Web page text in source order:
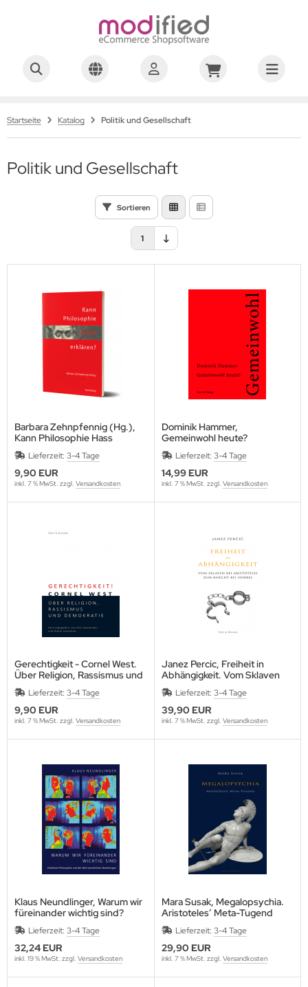
Startseite Katalog Politik und Gesellschaft
Politik und Gesellschaft
Sortieren
1
Barbara Zehnpfennig (Hg.),
Kann Philosophie Hass
erklären?
Lieferzeit: 3-4 Tage
9,90 EUR
inkl. 7 % MwSt. zzgl. Versandkosten
Dominik Hammer,
Gemeinwohl heute?
Lieferzeit: 3-4 Tage
14,99 EUR
inkl. 7 % MwSt. zzgl. Versandkosten
Gerechtigkeit - Cornel West.
Über Religion, Rassismus und
Demokratie
Lieferzeit: 3-4 Tage
9,90 EUR
inkl. 7 % MwSt. zzgl. Versandkosten
Janez Percic, Freiheit in
Abhängigkeit. Vom Sklaven
bei Aristoteles zum Knecht
bei Hobbes
Lieferzeit: 3-4 Tage
39,90 EUR
inkl. 7 % MwSt. zzgl. Versandkosten
Klaus Neundlinger, Warum wir
füreinander wichtig sind?
Lieferzeit: 3-4 Tage
32,24 EUR
inkl. 19 % MwSt. zzgl. Versandkosten
Mara Susak, Megalopsychia.
Aristoteles’ Meta-Tugend
Lieferzeit: 3-4 Tage
29,90 EUR
inkl. 7 % MwSt. zzgl. Versandkosten